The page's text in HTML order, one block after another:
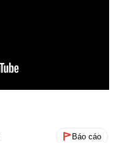
Báo cáo